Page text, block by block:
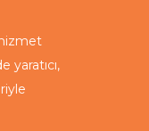
yaratıcı,